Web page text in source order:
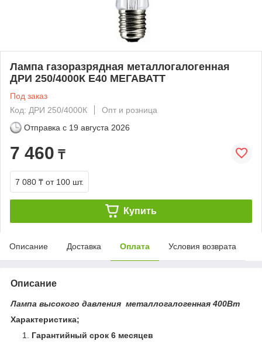
Лампа газоразрядная металлогалогенная
ДРИ 250/4000К E40 МЕГАВАТТ
Под заказ
Код: ДРИ 250/4000К
Опт и розница
Отправка с 19 августа 2026
7 460 ₸
7 080 ₸ от 100 шт.
Купить
Описание Доставка Оплата Условия возврата
Описание
Лампа высокого давления металлогалогенная 400Вт
Характеристика;
Гарантийный срок 6 месяцев